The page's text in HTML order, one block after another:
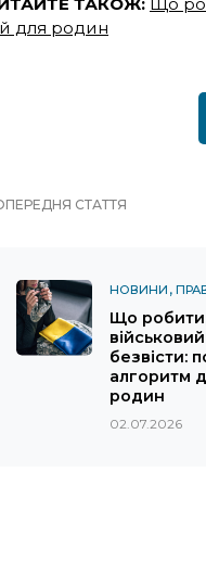
для родин
СТАТТЯ
НОВИНИ
Що
безвісти:
алгоритм
родин
02.07.2026